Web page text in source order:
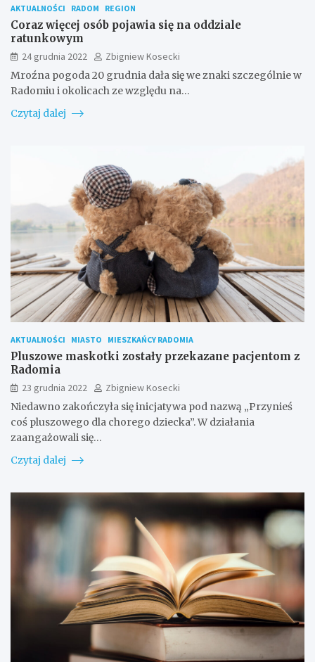
AKTUALNOŚCI RADOM REGION
Coraz więcej osób pojawia się na oddziale
ratunkowym
24 grudnia 2022
Zbigniew Kosecki
Mroźna pogoda 20 grudnia dała się we znaki szczególnie w
Radomiu i okolicach ze względu na…
Czytaj dalej
AKTUALNOŚCI MIASTO MIESZKAŃCY RADOMIA
Pluszowe maskotki zostały przekazane pacjentom z
Radomia
23 grudnia 2022
Zbigniew Kosecki
Niedawno zakończyła się inicjatywa pod nazwą „Przynieś
coś pluszowego dla chorego dziecka”. W działania
zaangażowali się…
Czytaj dalej